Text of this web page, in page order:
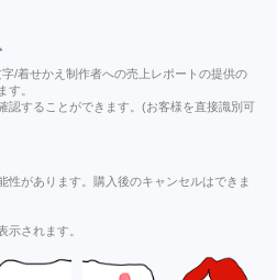
/着せかえ制作者への売上レポートの提供の
す。
認することができます。(お客様を直接識別可
性があります。購入後のキャンセルはできま
示されます。